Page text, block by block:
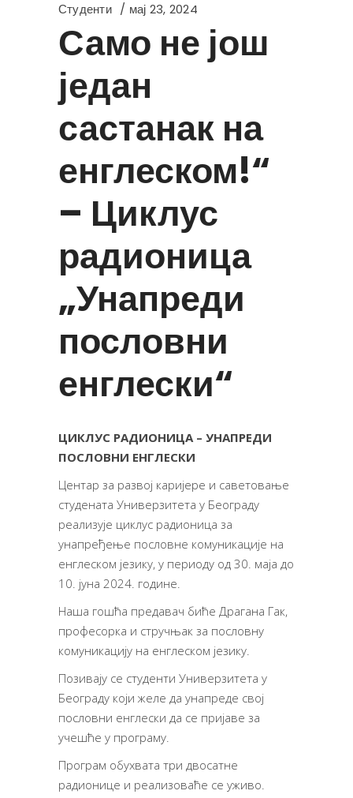
Студенти мај 23, 2024
Само не још
један
састанак на
енглеском!“
– Циклус
радионица
„Унапреди
пословни
енглески“
ЦИКЛУС РАДИОНИЦА – УНАПРЕДИ
ПОСЛОВНИ ЕНГЛЕСКИ
Центар за развој каријере и саветовање
студената Универзитета у Београду
реализује циклус радионица за
унапређење пословне комуникације на
енглеском језику, у периоду од 30. маја до
10. јуна 2024. године.
Наша гошћа предавач биће Драгана Гак,
професорка и стручњак за пословну
комуникацију на енглеском језику.
Позивају се студенти Универзитета у
Београду који желе да унапреде свој
пословни енглески да се пријаве за
учешће у програму.
Програм обухвата три двосатне
радионице и реализоваће се уживо.